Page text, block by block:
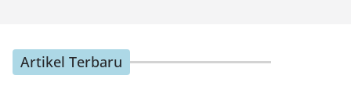
Artikel Terbaru